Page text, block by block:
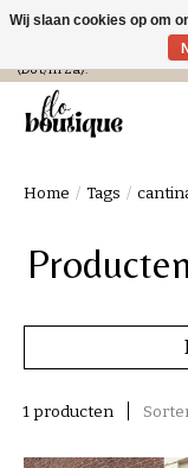
Verzending in NL € 4,99 en
(Do t/m Za).
Home / Tags /
1 producten
Wij slaan cookies op om